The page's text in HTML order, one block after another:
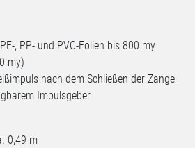
, PP- und PVC-Folien bis 800 my
my)
nach dem Schließen der Zange
Impulsgeber
0,49 m